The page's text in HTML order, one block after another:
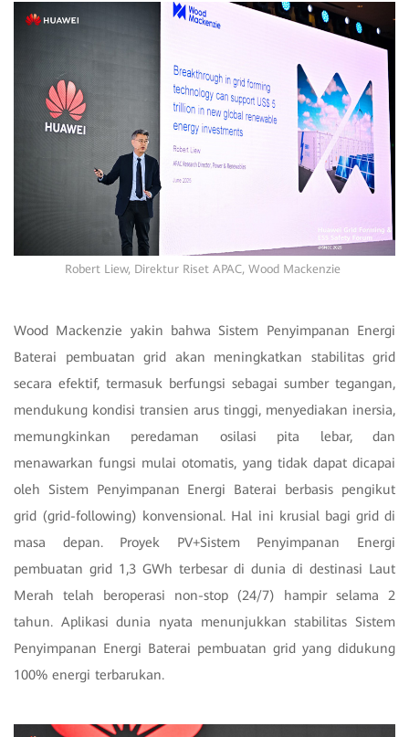
Robert Liew, Direktur Riset APAC, Wood Mackenzie
Wood Mackenzie yakin bahwa Sistem Penyimpanan Energi
Baterai pembuatan grid akan meningkatkan stabilitas grid
secara efektif, termasuk berfungsi sebagai sumber tegangan,
mendukung kondisi transien arus tinggi, menyediakan inersia,
memungkinkan peredaman osilasi pita lebar, dan
menawarkan fungsi mulai otomatis, yang tidak dapat dicapai
oleh Sistem Penyimpanan Energi Baterai berbasis pengikut
grid (grid-following) konvensional. Hal ini krusial bagi grid di
masa depan. Proyek PV+Sistem Penyimpanan Energi
pembuatan grid 1,3 GWh terbesar di dunia di destinasi Laut
Merah telah beroperasi non-stop (24/7) hampir selama 2
tahun. Aplikasi dunia nyata menunjukkan stabilitas Sistem
Penyimpanan Energi Baterai pembuatan grid yang didukung
100% energi terbarukan.